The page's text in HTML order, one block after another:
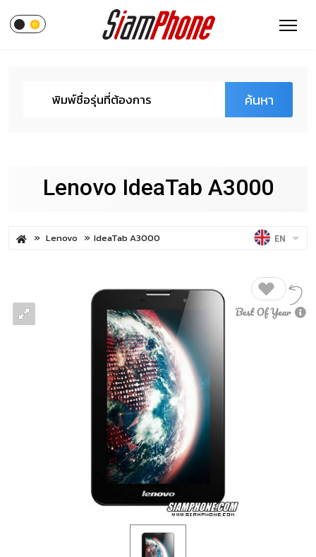
ค้นหา
Lenovo IdeaTab A3000
Lenovo IdeaTab A3000 EN